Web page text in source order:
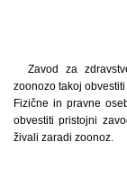
Zavod za
zoonozo takoj
Fizične in pravne
obvestiti pristojni
živali zaradi zoonoz.